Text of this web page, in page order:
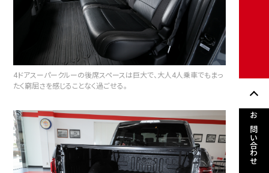
お問い合わせ
4ドアスーパークルーの後席スペースは巨大で、大人4人乗車でもまっ
たく窮屈さを感じることなく過ごせる。